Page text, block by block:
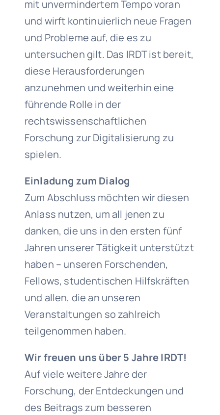
mit unvermindertem Tempo voran
und wirft kontinuierlich neue Fragen
und Probleme auf, die es zu
untersuchen gilt. Das IRDT ist bereit,
diese Herausforderungen
anzunehmen und weiterhin eine
führende Rolle in der
rechtswissenschaftlichen
Forschung zur Digitalisierung zu
spielen.
Einladung zum Dialog
Zum Abschluss möchten wir diesen
Anlass nutzen, um all jenen zu
danken, die uns in den ersten fünf
Jahren unserer Tätigkeit unterstützt
haben – unseren Forschenden,
Fellows, studentischen Hilfskräften
und allen, die an unseren
Veranstaltungen so zahlreich
teilgenommen haben.
Wir freuen uns über 5 Jahre IRDT!
Auf viele weitere Jahre der
Forschung, der Entdeckungen und
des Beitrags zum besseren